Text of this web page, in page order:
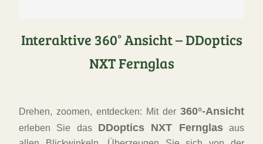
Interaktive 360° Ansicht – DDoptics
NXT Fernglas
Drehen, zoomen, entdecken: Mit der 360°-Ansicht
erleben Sie das DDoptics NXT Fernglasaus